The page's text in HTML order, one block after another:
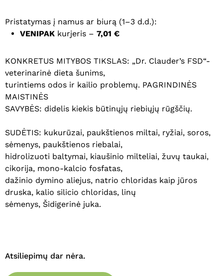
Pristatymas į namus ar biurą (1–3 d.d.):
VENIPAK kurjeris – 7,01 €
KONKRETUS MITYBOS TIKSLAS: „Dr. Clauder’s FSD“-
veterinarinė dieta šunims,
turintiems odos ir kailio problemų. PAGRINDINĖS
MAISTINĖS
SAVYBĖS: didelis kiekis būtinųjų riebiųjų rūgščių.
SUDĖTIS: kukurūzai, paukštienos miltai, ryžiai, soros,
sėmenys, paukštienos riebalai,
hidrolizuoti baltymai, kiaušinio milteliai, žuvų taukai,
cikorija, mono-kalcio fosfatas,
dažinio dymino aliejus, natrio chloridas kaip jūros
druska, kalio silicio chloridas, linų
sėmenys, Šidigerinė juka.
Atsiliepimų dar nėra.